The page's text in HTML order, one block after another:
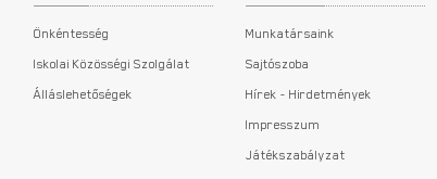
Önkéntesség
Iskolai Közösségi Szolgálat
Álláslehetőségek
Munkatársaink
Sajtószoba
Hírek - Hirdetmények
Impresszum
Játékszabályzat